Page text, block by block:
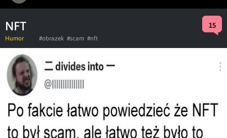
NFT 15
Humor #obrazek #scam #nft